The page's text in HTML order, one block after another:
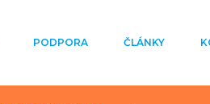
PODPORA ČLÁNKY